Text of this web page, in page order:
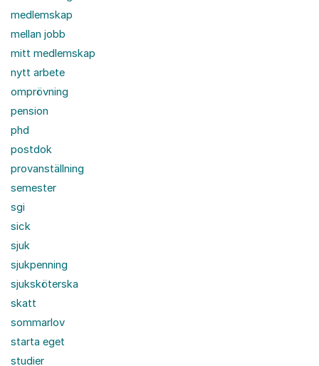
medlemskap
mellan jobb
mitt medlemskap
nytt arbete
omprövning
pension
phd
postdok
provanställning
semester
sgi
sick
sjuk
sjukpenning
sjuksköterska
skatt
sommarlov
starta eget
studier